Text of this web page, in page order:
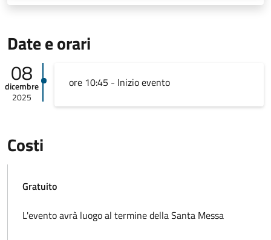
Date e orari
08
dicembre
2025
ore 10:45 - Inizio evento
Costi
Gratuito
L'evento avrà luogo al termine della Santa Messa